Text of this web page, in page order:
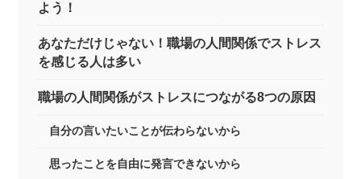
よう！
あなただけじゃない！職場の人間関係でストレス
を感じる人は多い
職場の人間関係がストレスにつながる8つの原因
自分の言いたいことが伝わらないから
思ったことを自由に発言できないから